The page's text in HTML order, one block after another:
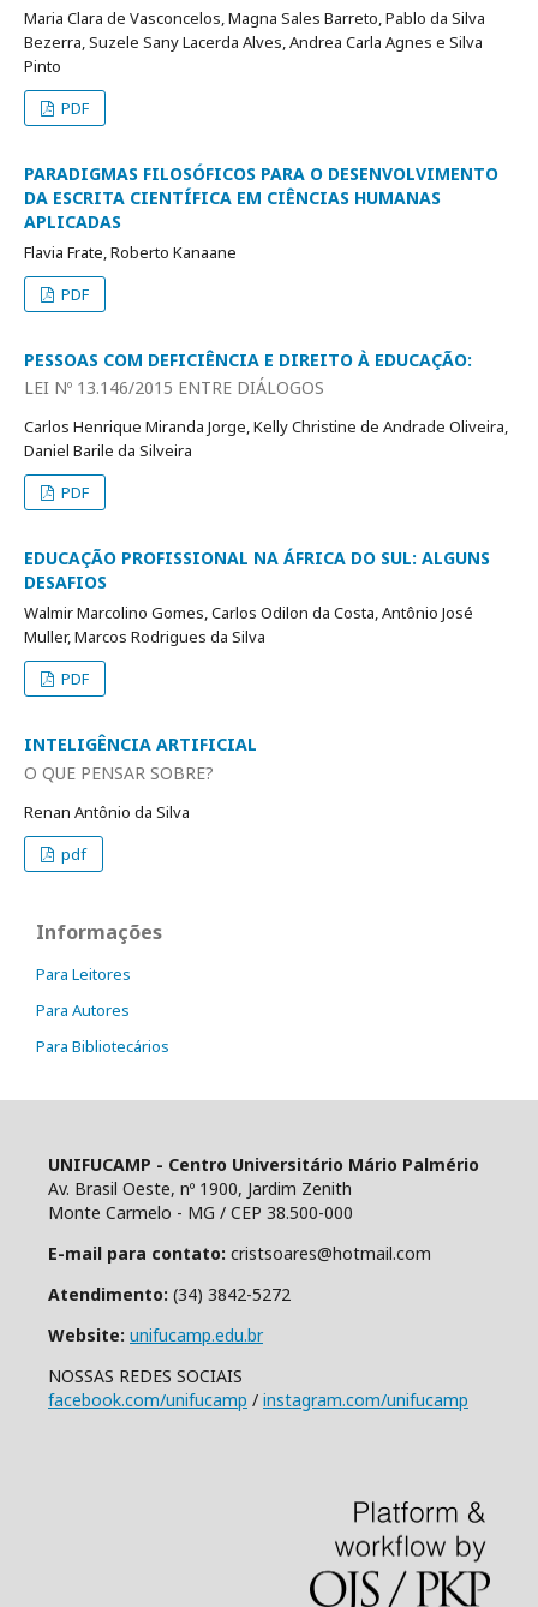
Maria Clara de Vasconcelos, Magna Sales Barreto, Pablo da Silva
Bezerra, Suzele Sany Lacerda Alves, Andrea Carla Agnes e Silva
Pinto
PDF
PARADIGMAS FILOSÓFICOS PARA O DESENVOLVIMENTO
DA ESCRITA CIENTÍFICA EM CIÊNCIAS HUMANAS
APLICADAS
Flavia Frate, Roberto Kanaane
PDF
PESSOAS COM DEFICIÊNCIA E DIREITO À EDUCAÇÃO:
LEI Nº 13.146/2015 ENTRE DIÁLOGOS
Carlos Henrique Miranda Jorge, Kelly Christine de Andrade Oliveira,
Daniel Barile da Silveira
PDF
EDUCAÇÃO PROFISSIONAL NA ÁFRICA DO SUL: ALGUNS
DESAFIOS
Walmir Marcolino Gomes, Carlos Odilon da Costa, Antônio José
Muller, Marcos Rodrigues da Silva
PDF
INTELIGÊNCIA ARTIFICIAL
O QUE PENSAR SOBRE?
Renan Antônio da Silva
pdf
Informações
Para Leitores
Para Autores
Para Bibliotecários
UNIFUCAMP - Centro Universitário Mário Palmério
Av. Brasil Oeste, nº 1900, Jardim Zenith
Monte Carmelo - MG / CEP 38.500-000
E-mail para contato: cristsoares@hotmail.com
Atendimento: (34) 3842-5272
Website: unifucamp.edu.br
NOSSAS REDES SOCIAIS
facebook.com/unifucamp / instagram.com/unifucamp